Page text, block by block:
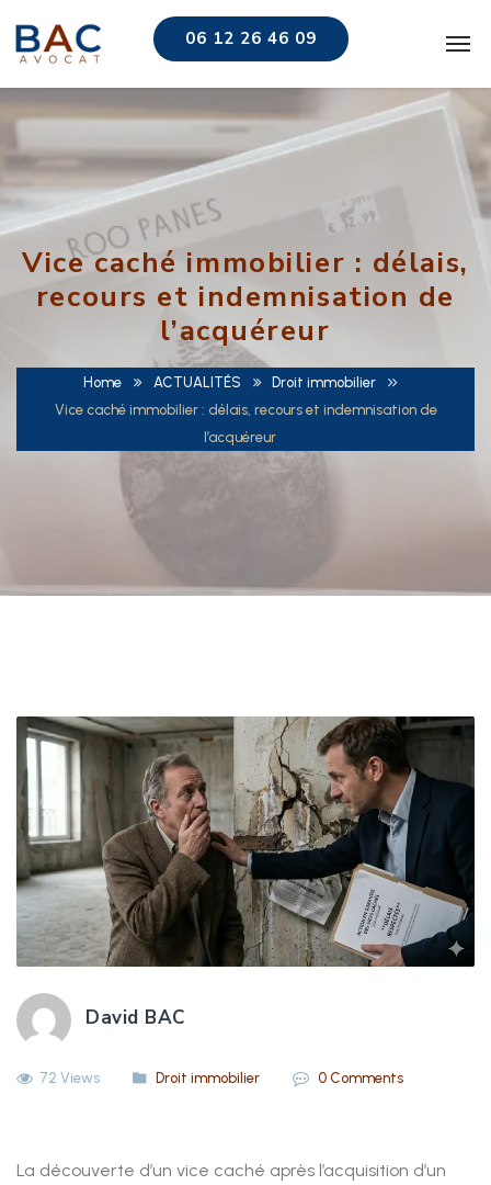
06 12 26 46 09
Vice caché immobilier : délais,
recours et indemnisation de
l’acquéreur
Home ACTUALITÉS
Droit immobilier
Vice caché immobilier : délais, recours et indemnisation de
l’acquéreur
David BAC
72 Views Droit immobilier 0 Comments
La découverte d’un vice caché après l’acquisition d’un